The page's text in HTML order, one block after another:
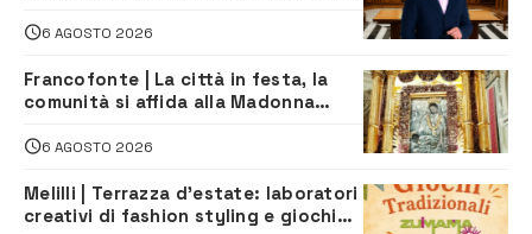
6 AGOSTO 2026
Francofonte | La città in festa, la
comunità si affida alla Madonna
6 AGOSTO 2026
Melilli | Terrazza d’estate: laboratori
creativi di fashion styling e giochi